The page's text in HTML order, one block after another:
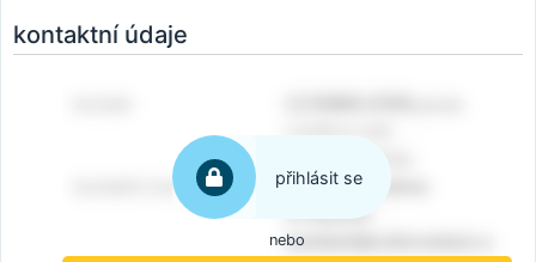
kontaktní údaje
přihlásit se
nebo